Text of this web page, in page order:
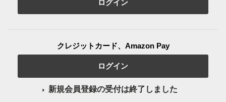
ログイン
クレジットカード、Amazon Pay
ログイン
新規会員登録の受付は終了しました